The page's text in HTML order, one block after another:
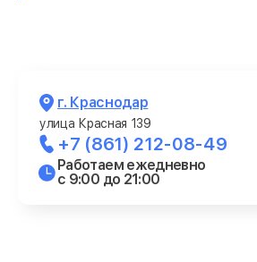
г. Краснодар
улица Красная 139
+7 (861) 212-08-49
Работаем ежедневно
с 9:00 до 21:00